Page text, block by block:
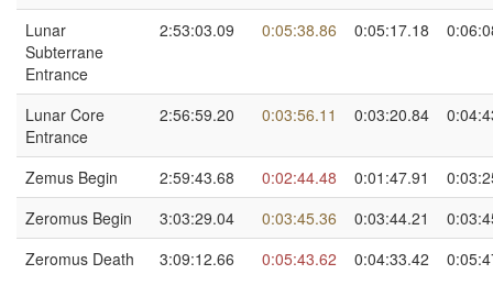
Lunar
Subterrane
Entrance
2:53:03.09 0:05:38.86 0:05:17.18
Lunar Core
Entrance
2:56:59.20 0:03:56.11 0:03:20.84
Zemus Begin 2:59:43.68 0:02:44.48 0:01:47.91
Zeromus Begin
3:03:29.04 0:03:45.36 0:03:44.21
Zeromus Death
3:09:12.66 0:05:43.62 0:04:33.42